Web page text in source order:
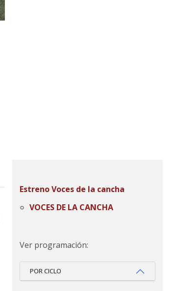
Estreno Voces de la cancha
VOCES DE LA CANCHA
Ver programación:
POR CICLO